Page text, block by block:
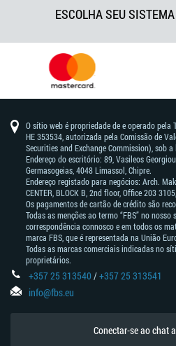
ESCOLHA SEU
O sítio web é propriedade de e operado
HE 353534, autorizada pela Comissão de
Securities and Exchange Commission), sob
Endereço do escritório: 89, Vasileos
Germasogeias, 4048 Limassol, Chipre.
Endereço registado para negócios: Arch.
CENTER, BLOCK В, 2nd floor, Office 203
Os pagamentos de cartão de crédito são
Todas as menções ao termo “FBS” no
correspondência connosco e em todos os
marca FBS, que é representada na União
Todas as marcas comerciais indicadas no
proprietários.
+357 25 313540/+357 25 313541
info@fbs.eu
Conectar-se ao chat